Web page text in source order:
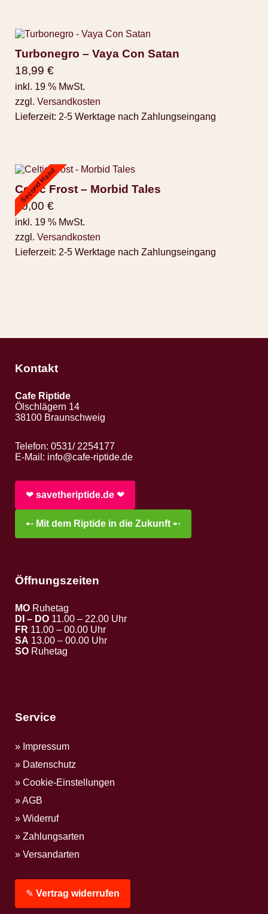
Turbonegro – Vaya Con Satan
18,99 €
inkl. 19 % MwSt.
zzgl. Versandkosten
Lieferzeit: 2-5 Werktage nach Zahlungseingang
Second Hand
Celtic Frost – Morbid Tales
90,00 €
inkl. 19 % MwSt.
zzgl. Versandkosten
Lieferzeit: 2-5 Werktage nach Zahlungseingang
Kontakt
Cafe Riptide
Ölschlägern 14
38100 Braunschweig
Telefon: 0531/ 2254177
E-Mail: info@cafe-riptide.de
❤︎ savetheriptide.de ❤︎
➸ Mit dem Riptide in die Zukunft ➸
Öffnungszeiten
MO Ruhetag
DI – DO 11.00 – 22.00 Uhr
FR 11.00 – 00.00 Uhr
SA 13.00 – 00.00 Uhr
SO Ruhetag
Service
Impressum
Datenschutz
Cookie-Einstellungen
AGB
Widerruf
Zahlungsarten
Versandarten
✎ Vertrag widerrufen